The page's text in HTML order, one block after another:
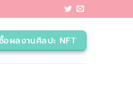
อผลงานศิลปะ NFT